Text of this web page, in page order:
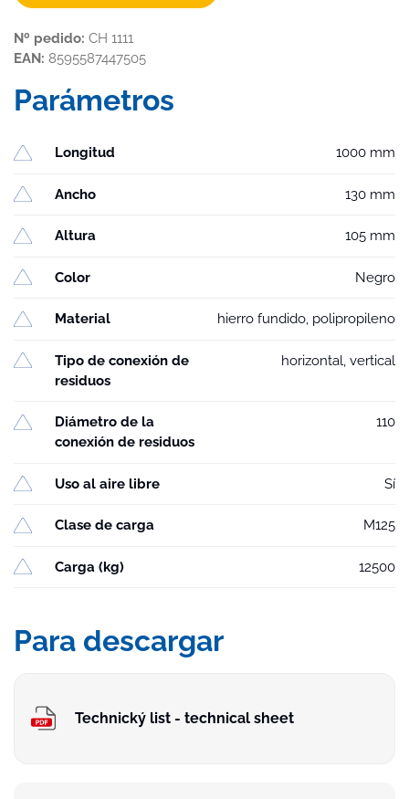
Nº pedido: CH 1111
EAN: 8595587447505
Parámetros
Longitud 1000 mm
Ancho 130 mm
Altura 105 mm
Color Negro
Material hierro fundido, polipropileno
Tipo de conexión de
residuos
horizontal, vertical
Diámetro de la
conexión de residuos
110
Uso al aire libre Sí
Clase de carga M125
Carga (kg) 12500
Para descargar
Technický list - technical sheet